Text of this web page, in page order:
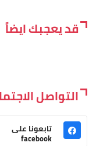
قد يعجبك ايضاً
التواصل
تابعونا على
facebook